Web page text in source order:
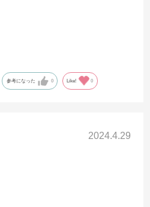
参考になった 0 Like! 0
2024.4.29